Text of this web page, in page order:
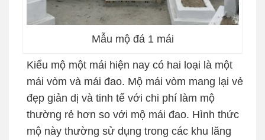
Mẫu mộ đá 1 mái
Kiểu mộ một mái hiện nay có hai loại là một
mái vòm và mái đao. Mộ mái vòm mang lại vẻ
đẹp giản dị và tinh tế với chi phí làm mộ
thường rẻ hơn so với mộ mái đao. Hình thức
mộ này thường sử dụng trong các khu lăng